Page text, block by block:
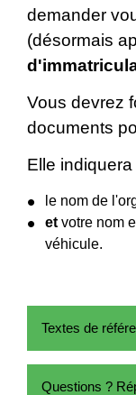
demander
(désormais
Vous devrez
documents
Elle indiquera
le nom de
et votre nom
véhicule.
Textes de
Questions ?